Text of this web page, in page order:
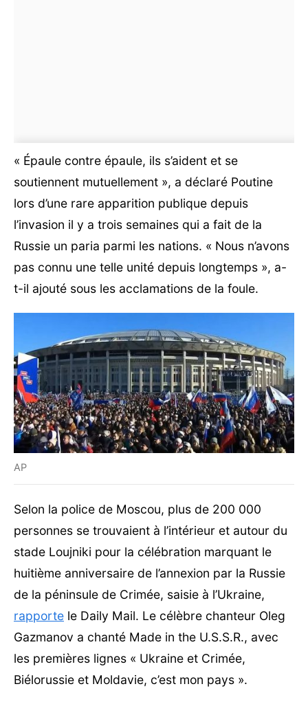
« Épaule contre épaule, ils s’aident et se
soutiennent mutuellement », a déclaré Poutine
lors d’une rare apparition publique depuis
l’invasion il y a trois semaines qui a fait de la
Russie un paria parmi les nations. « Nous n’avons
pas connu une telle unité depuis longtemps », a-
t-il ajouté sous les acclamations de la foule.
AP
Selon la police de Moscou, plus de 200 000
personnes se trouvaient à l’intérieur et autour du
stade Loujniki pour la célébration marquant le
huitième anniversaire de l’annexion par la Russie
de la péninsule de Crimée, saisie à l’Ukraine,
rapporte le Daily Mail. Le célèbre chanteur Oleg
Gazmanov a chanté Made in the U.S.S.R., avec
les premières lignes « Ukraine et Crimée,
Biélorussie et Moldavie, c’est mon pays ».